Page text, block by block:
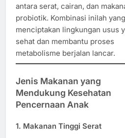
antara serat, cairan, dan
probiotik. Kombinasi inilah yang
menciptakan lingkungan usus
sehat dan membantu proses
metabolisme berjalan lancar.
Jenis Makanan yang
Mendukung Kesehatan
Pencernaan Anak
1. Makanan Tinggi Serat